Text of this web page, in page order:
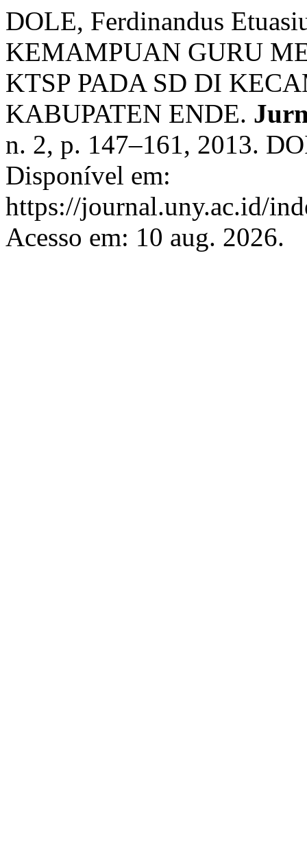
DOLE, Ferdinandus
KEMAMPUAN GURU
KTSP PADA SD DI
KABUPATEN ENDE.
n. 2, p. 147–161, 2013.
Disponível em:
https://journal.uny.ac.id/
Acesso em: 10 aug. 2026.